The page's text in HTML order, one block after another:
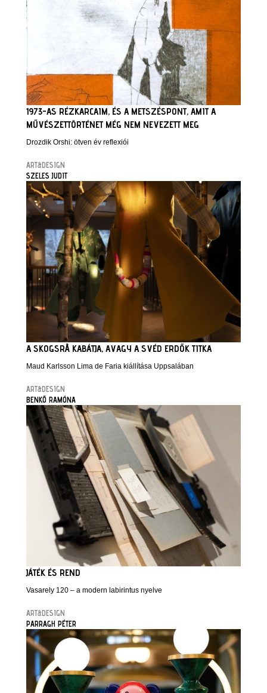
1973-AS RÉZKARCAIM, ÉS A METSZÉSPONT, AMIT A
MŰVÉSZETTÖRTÉNET MÉG NEM NEVEZETT MEG
Drozdik Orshi: ötven év reflexiói
ART&DESIGN
SZELES JUDIT
A SKOGSRÅ KABÁTJA, AVAGY A SVÉD ERDŐK TITKA
Maud Karlsson Lima de Faria kiállítása Uppsalában
ART&DESIGN
BENKŐ RAMÓNA
JÁTÉK ÉS REND
Vasarely 120 – a modern labirintus nyelve
ART&DESIGN
PARRAGH PÉTER